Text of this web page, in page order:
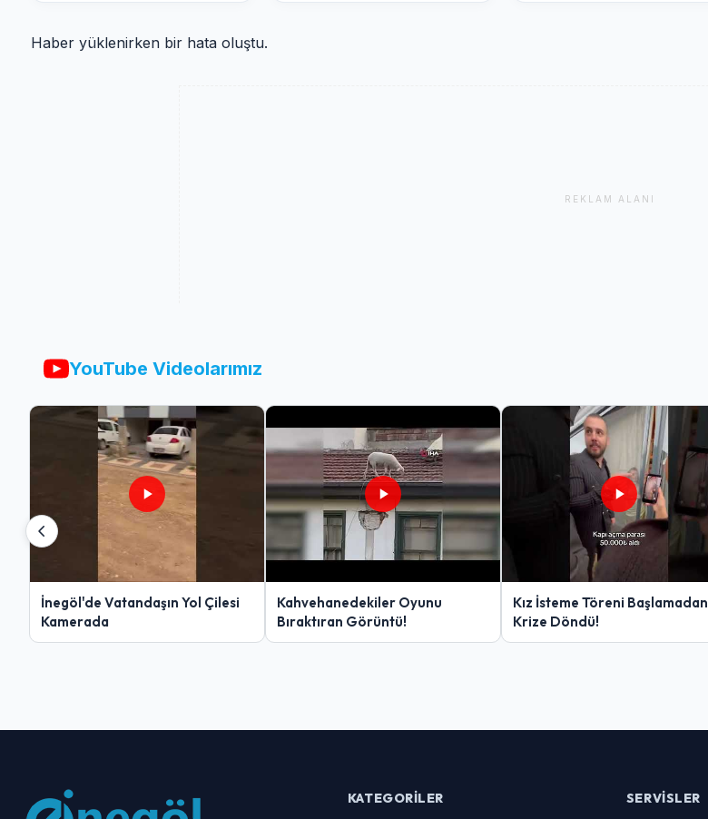
Haber yüklenirken bir hata oluştu.
REKLAM ALANI
YouTube Videolarımız
İnegöl'de Vatandaşın Yol Çilesi
Kamerada
Kahvehanedekiler Oyunu
Bıraktıran Görüntü!
Kız İsteme Töreni Başlamadan
Krize Döndü!
KATEGORILER SERVISLER